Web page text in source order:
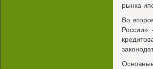
рынка
Во
России»